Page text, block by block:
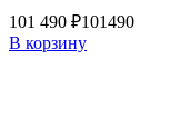
101 490 ₽101490
В корзину